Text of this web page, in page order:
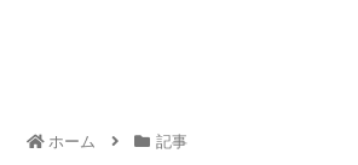
ホーム 記事